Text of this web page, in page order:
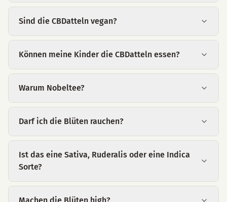
Sind die CBDatteln vegan?
Können meine Kinder die CBDatteln essen?
Warum Nobeltee?
Darf ich die Blüten rauchen?
Ist das eine Sativa, Ruderalis oder eine Indica
Sorte?